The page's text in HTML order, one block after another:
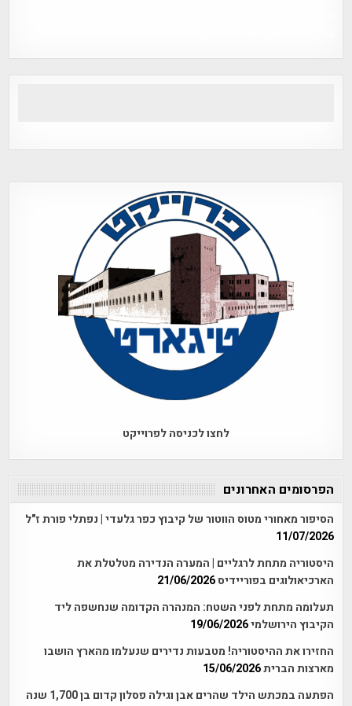
לחצו לכניסה לפרוייקט
הפרסומים האחרונים
הסיפור מאחורי מטוס הווטור של קיבוץ כפר גלעדי | נפתלי פורת ז"ל
11/07/2026
היסטוריה מתחת לרגליים | המערה הנדירה מטלטלת את
הארכיאולוגים בפוריידיס21/06/2026
תעלומה מתחת לפני השטח: המנהרה הקדומה שנחשפה ליד
הקיבוץ הירושלמי19/06/2026
החזירו את ההיסטוריה! מטבעות נדירים שנעלמו מהארץ הושבו
מארצות הברית15/06/2026
הפתעה במכתש הילד שהרים אבן וגילה פסלון קדום בן 1,700 שנה